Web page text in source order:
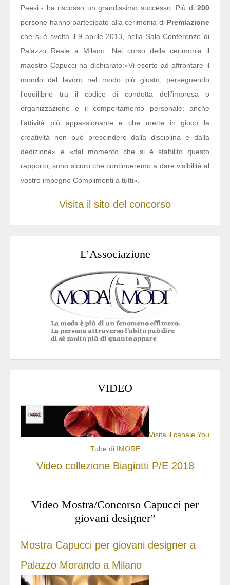
Paesi - ha riscosso un grandissimo successo. Più di 200
persone hanno partecipato alla cerimonia di Premiazione
che si è svolta il 9 aprile 2013, nella Sala Conferenze di
Palazzo Reale a Milano. Nel corso della cerimonia il
maestro Capucci ha dichiarato:«Vi esorto ad affrontare il
mondo del lavoro nel modo più giusto, perseguendo
l’equilibrio tra il codice di condotta dell’impresa o
organizzazione e il comportamento personale: anche
l’attività più appassionante e che mette in gioco la
creatività non può prescindere dalla disciplina e dalla
dedizione» e «dal momento che si è stabilito questo
rapporto, sono sicuro che continueremo a dare visibilità al
vostro impegno Complimenti a tutti».
Visita il sito del concorso
L’Associazione
VIDEO
Visita il canale You
Tube di IMORE
Video collezione Biagiotti P/E 2018
Video Mostra/Concorso Capucci per
giovani designer”
Mostra Capucci per giovani designer a
Palazzo Morando a Milano